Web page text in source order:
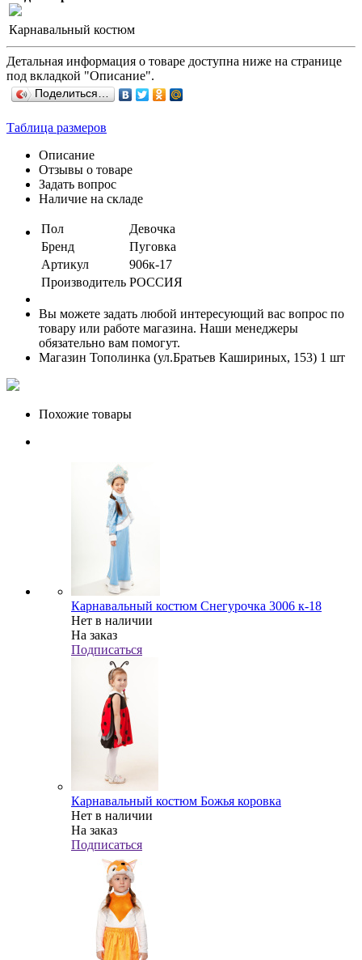
Карнавальный костюм
Детальная информация о товаре доступна ниже на странице
под вкладкой "Описание".
Поделиться…
Таблица размеров
Описание
Отзывы о товаре
Задать вопрос
Наличие на складе
Пол
Девочка
Бренд
Пуговка
Артикул
906к-17
Производитель РОССИЯ
Вы можете задать любой интересующий вас вопрос по
товару или работе магазина. Наши менеджеры
обязательно вам помогут.
Магазин Тополинка (ул.Братьев Кашириных, 153) 1 шт
Похожие товары
Карнавальный костюм Снегурочка 3006 к-18
Нет в наличии
На заказ
Подписаться
Карнавальный костюм Божья коровка
Нет в наличии
На заказ
Подписаться